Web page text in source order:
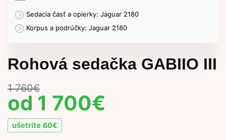
Sedacia časť a opierky: Jaguar 2180
Korpus a podrúčky: Jaguar 2180
Rohová sedačka GABIIO III
1 760€
1 700€
ušetrite 60€